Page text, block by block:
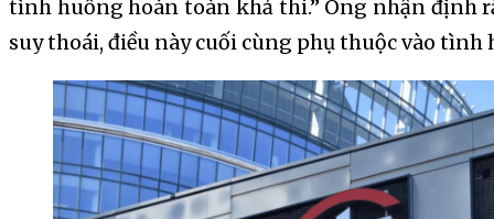
tình huống hoàn toàn khả thi.” Ông nhận định
suy thoái, điều này cuối cùng phụ thuộc vào